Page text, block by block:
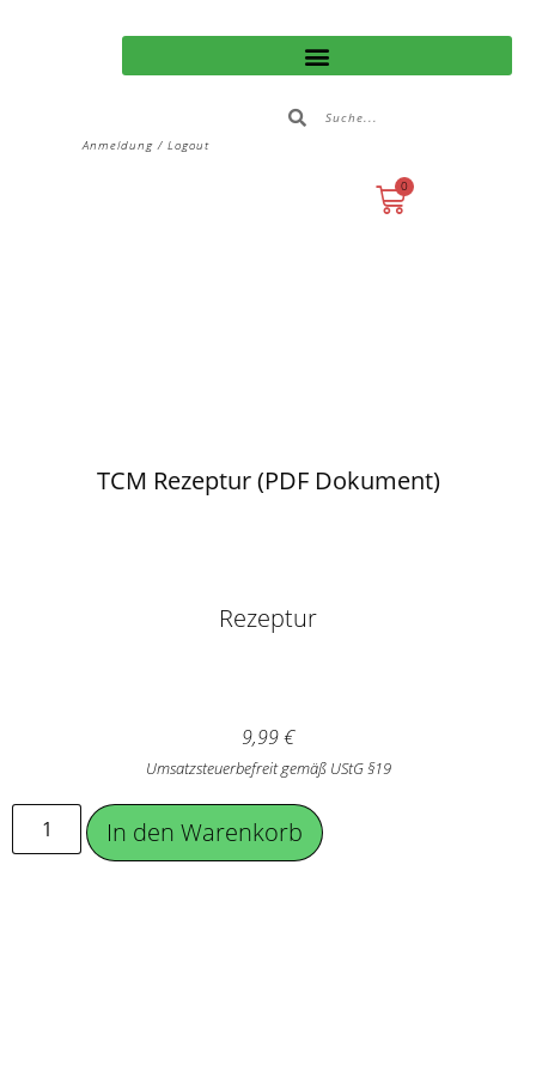
Anmeldung / Logout
0
TCM Rezeptur (PDF Dokument)
Rezeptur
9,99€
Umsatzsteuerbefreit gemäß UStG §19
In den Warenkorb